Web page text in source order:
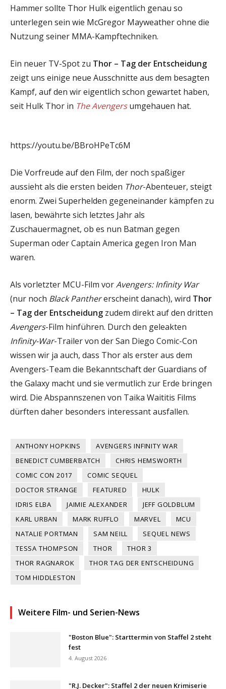
Hammer sollte Thor Hulk eigentlich genau so
unterlegen sein wie McGregor Mayweather ohne die
Nutzung seiner MMA-Kampftechniken.
Ein neuer TV-Spot zu Thor – Tag der Entscheidung
zeigt uns einige neue Ausschnitte aus dem besagten
Kampf, auf den wir eigentlich schon gewartet haben,
seit Hulk Thor in The Avengersumgehauen hat.
https://youtu.be/BBroHPeTc6M
Die Vorfreude auf den Film, der noch spaßiger
aussieht als die ersten beiden Thor-Abenteuer, steigt
enorm. Zwei Superhelden gegeneinander kämpfen zu
lasen, bewährte sich letztes Jahr als
Zuschauermagnet, ob es nun Batman gegen
Superman oder Captain America gegen Iron Man
waren.
Als vorletzter MCU-Film vorAvengers: Infinity War
(nur noch Black Panthererscheint danach), wird Thor
– Tag der Entscheidung zudem direkt auf den dritten
Avengers-Film hinführen. Durch den geleakten
Infinity-War-Trailer von der San Diego Comic-Con
wissen wir ja auch, dass Thor als erster aus dem
Avengers-Team die Bekanntschaft der Guardians of
the Galaxy macht und sie vermutlich zur Erde bringen
wird. Die Abspannszenen von Taika Waititis Films
dürften daher besonders interessant ausfallen.
ANTHONY HOPKINS
AVENGERS INFINITY WAR
BENEDICT CUMBERBATCH
CHRIS HEMSWORTH
COMIC CON 2017
COMIC SEQUEL
DOCTOR STRANGE
FEATURED
HULK
IDRIS ELBA
JAIMIE ALEXANDER
JEFF GOLDBLUM
KARL URBAN
MARK RUFFLO MARVEL
MCU
NATALIE PORTMAN
SAM NEILL
SEQUEL NEWS
TESSA THOMPSON
THOR
THOR 3
THOR RAGNAROK
THOR TAG DER ENTSCHEIDUNG
TOM HIDDLESTON
Weitere Film- und Serien-News
"Boston Blue": Starttermin von Staffel 2 steht
fest
4. August 2026
"R.J. Decker": Staffel 2 der neuen Krimiserie